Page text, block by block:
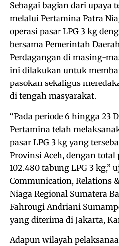
Sebagai bagian dari upaya
melalui Pertamina Patra
operasi pasar LPG 3 kg
bersama Pemerintah
Perdagangan di masing-
ini dilakukan untuk
pasokan sekaligus
di tengah masyarakat.
“Pada periode 6 hingga 23
Pertamina telah
pasar LPG 3 kg yang
Provinsi Aceh, dengan total
102.480 tabung LPG 3 kg,”
Communication, Relations
Niaga Regional Sumatera
Fahrougi Andriani
yang diterima di Jakarta,
Adapun wilayah